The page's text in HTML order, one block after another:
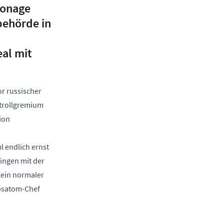
in
mit
russischer
endlich ernst
mit der
normaler
Chef